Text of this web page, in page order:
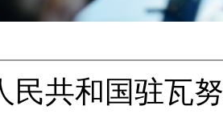
民共和国驻瓦